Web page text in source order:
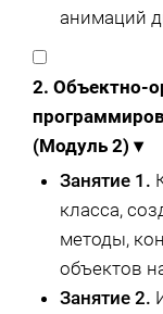
анимаций
2. Объектно-
(Модуль 2) ▾
Занятие 1.
класса,
методы,
объектов
Занятие 2.